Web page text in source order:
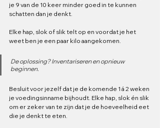
je 9 van de 10 keer minder goed in te kunnen
schatten dan je denkt.
Elke hap, slok of slik telt op en voordat je het
weet ben je een paar kilo aangekomen.
De oplossing? Inventariseren en opnieuw
beginnen.
Besluit voor jezelf dat je de komende 1 á 2 weken
je voedingsinname bijhoudt. Elke hap, slok én slik
om er zeker van te zijn dat je de hoeveelheid eet
die je denkt te eten.